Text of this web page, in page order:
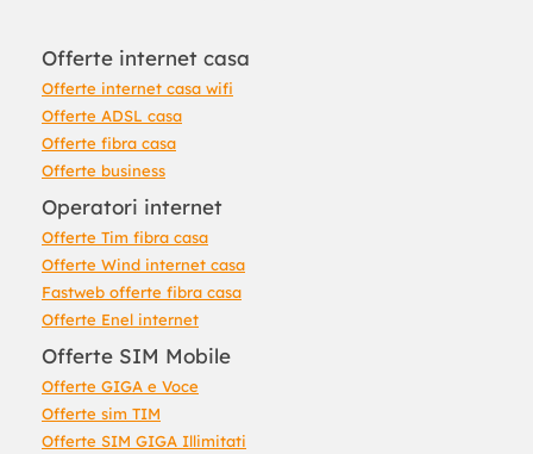
Offerte internet casa
Offerte internet casa wifi
Offerte ADSL casa
Offerte fibra casa
Offerte business
Operatori internet
Offerte Tim fibra casa
Offerte Wind internet casa
Fastweb offerte fibra casa
Offerte Enel internet
Offerte SIM Mobile
Offerte GIGA e Voce
Offerte sim TIM
Offerte SIM GIGA Illimitati